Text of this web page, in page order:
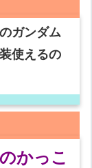
ガンダム
使えるの
かっこ